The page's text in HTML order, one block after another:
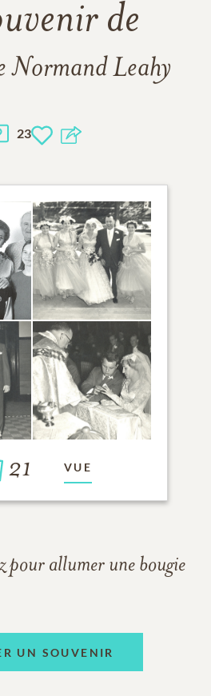
de
Leahy
23
21 VUE
pour allumer une bougie
UN SOUVENIR